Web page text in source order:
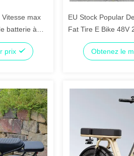
max
batterie à
prix
EU Stock Popular
Fat Tire E Bike 48V
électrique 250W
Obtenez le